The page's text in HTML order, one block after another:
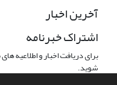
آخرین اخبار
اشتراک خبرنامه
برای دریافت اخبار و اطلاعیه
شوید.